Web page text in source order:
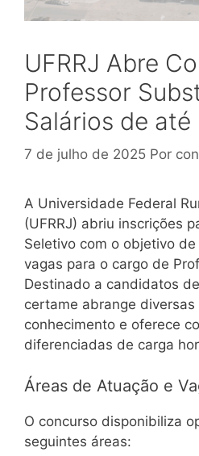
UFRRJ Abre
Professor
Salários de até
7 de julho de 2025 Por
A Universidade Federal
(UFRRJ) abriu inscrições
Seletivo com o objetivo
vagas para o cargo de
Destinado a candidatos
certame abrange diversas
conhecimento e oferece
diferenciadas de carga
Áreas de Atuação e
O concurso disponibiliza
seguintes áreas: